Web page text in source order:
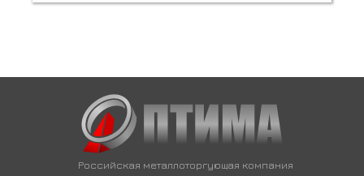
Российская металлоторгующая компания